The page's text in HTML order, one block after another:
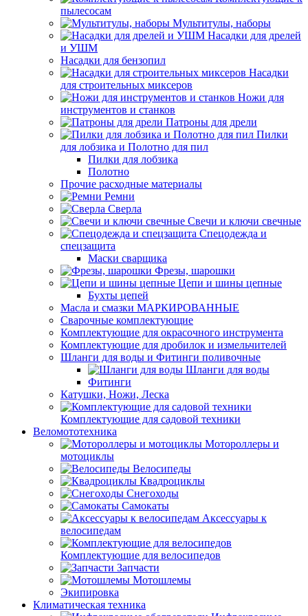
пылесосам
Мультитулы, наборы
Насадки для дрелей
и УШМ
Насадки для бензопил
Насадки
для строительных миксеров
Ножи для
инструментов и станков
Патроны для дрели
Пилки
для лобзика и Полотно для пил
Пилки для лобзика
Полотно
Прочие расходные материалы
Ремни
Сверла
Свечи и ключи свечные
Спецодежда и
спецзащита
Маски сварщика
Фрезы, шарошки
Цепи и шины цепные
Бухты цепей
Масла и смазки МАРКИРОВАННЫЕ
Сварочные комплектующие
Комплектующие для окрасочного инструмента
Комплектующие для дробилок и измельчителей
Шланги для воды и Фитинги поливочные
Шланги для воды
Фитинги
Катушки, Ножи, Леска
Комплектующие для садовой техники
Веломототехника
Мотороллеры и
мотоциклы
Велосипеды
Квадроциклы
Снегоходы
Самокаты
Аксессуары к
велосипедам
Комплектующие для велосипедов
Запчасти
Мотошлемы
Экипировка
Климатическая техника